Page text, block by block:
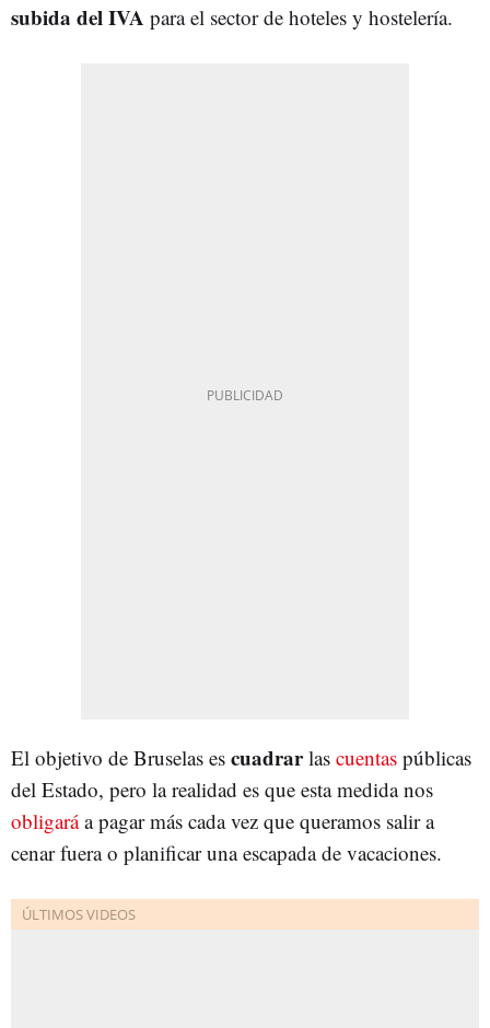
subida del IVA para el sector de hoteles y hostelería.
El objetivo de Bruselas es cuadrarlas cuentas públicas
del Estado, pero la realidad es que esta medida nos
obligaráa pagar más cada vez que queramos salir a
cenar fuera o planificar una escapada de vacaciones.